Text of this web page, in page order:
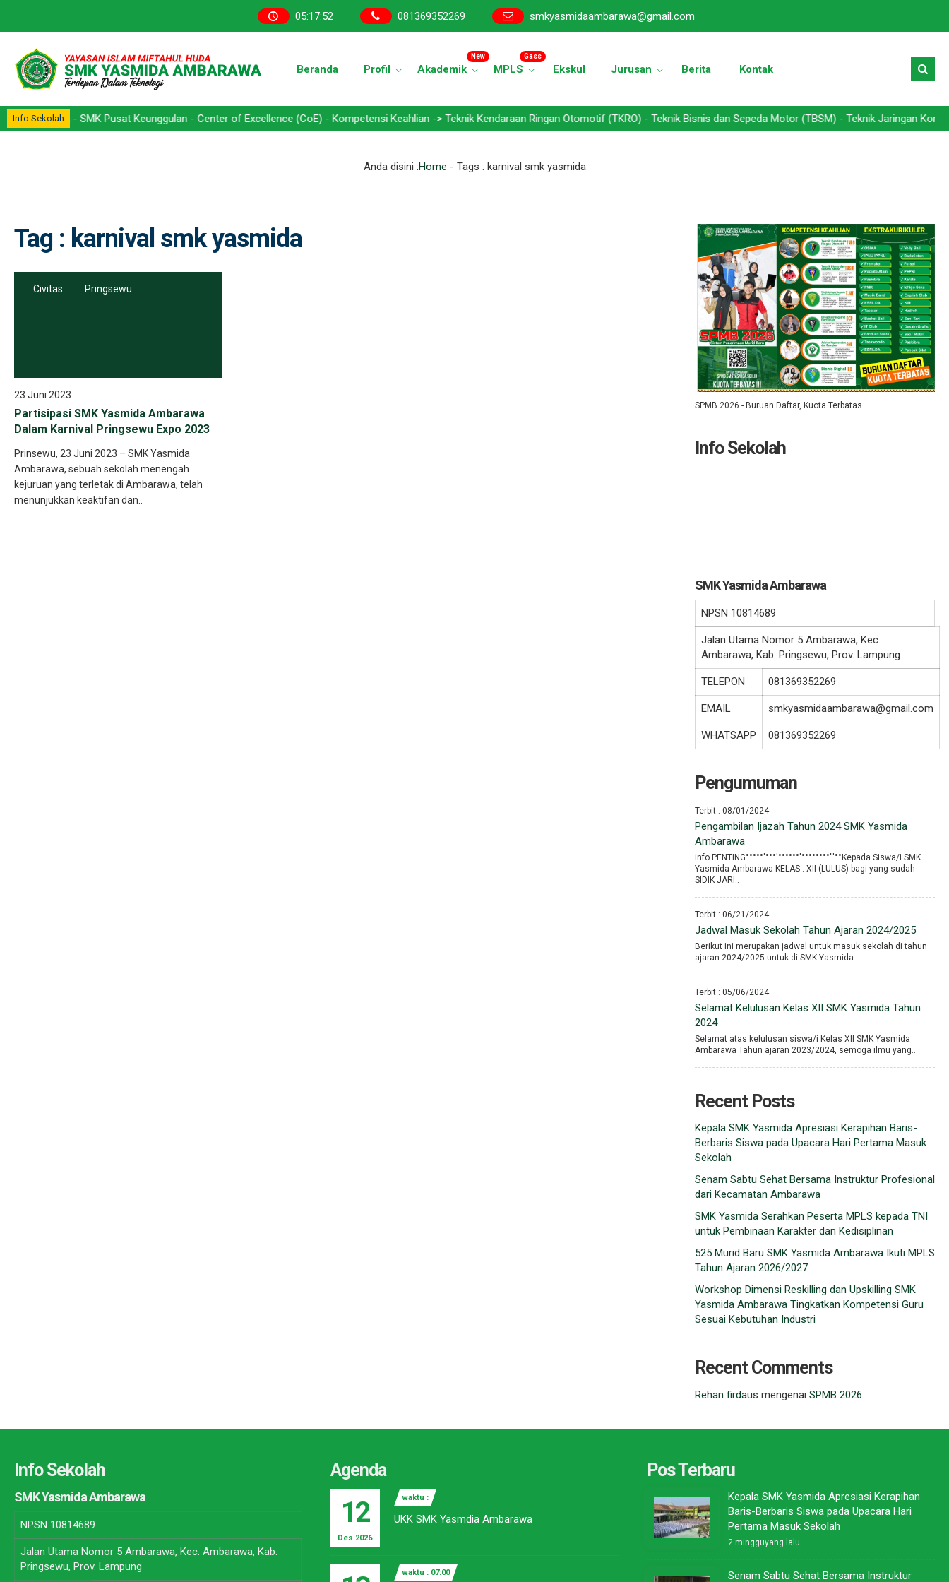
05:17:52 081369352269 smkyasmidaambarawa@gmail.com
Beranda Profil Akademik
New
MPLS
Gass
Ekskul Jurusan Berita Kontak
Info Sekolah- SMK Pusat Keunggulan - Center of Excellence (CoE) - Kompetensi Keahlian -> Teknik Kendaraan Ringan Otomotif (TKRO) - Teknik Bisnis dan Sepeda Motor (TBSM) - Teknik Jaringan
Anda disini :Home - Tags : karnival smk yasmida
Tag : karnival smk yasmida
Civitas Pringsewu
23 Juni 2023
Partisipasi SMK Yasmida Ambarawa
Dalam Karnival Pringsewu Expo 2023
Prinsewu, 23 Juni 2023 – SMK Yasmida
Ambarawa, sebuah sekolah menengah
kejuruan yang terletak di Ambarawa, telah
menunjukkan keaktifan dan..
SPMB 2026 - Buruan Daftar, Kuota Terbatas
Info Sekolah
SMK Yasmida Ambarawa
NPSN 10814689
Jalan Utama Nomor 5 Ambarawa, Kec.
Ambarawa, Kab. Pringsewu, Prov. Lampung
TELEPON 081369352269
EMAIL smkyasmidaambarawa@gmail.com
WHATSAPP 081369352269
Pengumuman
Terbit : 08/01/2024
Pengambilan Ijazah Tahun 2024 SMK Yasmida
Ambarawa
info PENTING°°°°°′°°°′°°°°°°′°°°°°°°°′′′°°Kepada Siswa/i SMK
Yasmida Ambarawa KELAS : XII (LULUS) bagi yang sudah
SIDIK JARI..
Terbit : 06/21/2024
Jadwal Masuk Sekolah Tahun Ajaran 2024/2025
Berikut ini merupakan jadwal untuk masuk sekolah di tahun
ajaran 2024/2025 untuk di SMK Yasmida..
Terbit : 05/06/2024
Selamat Kelulusan Kelas XII SMK Yasmida Tahun
2024
Selamat atas kelulusan siswa/i Kelas XII SMK Yasmida
Ambarawa Tahun ajaran 2023/2024, semoga ilmu yang..
Recent Posts
Kepala SMK Yasmida Apresiasi Kerapihan Baris-
Berbaris Siswa pada Upacara Hari Pertama Masuk
Sekolah
Senam Sabtu Sehat Bersama Instruktur Profesional
dari Kecamatan Ambarawa
SMK Yasmida Serahkan Peserta MPLS kepada TNI
untuk Pembinaan Karakter dan Kedisiplinan
525 Murid Baru SMK Yasmida Ambarawa Ikuti MPLS
Tahun Ajaran 2026/2027
Workshop Dimensi Reskilling dan Upskilling SMK
Yasmida Ambarawa Tingkatkan Kompetensi Guru
Sesuai Kebutuhan Industri
Recent Comments
Rehan firdaus mengenai SPMB 2026
Info Sekolah
SMK Yasmida Ambarawa
NPSN 10814689
Jalan Utama Nomor 5 Ambarawa, Kec. Ambarawa, Kab.
Pringsewu, Prov. Lampung
Agenda
12
Des 2026
waktu :
UKK SMK Yasmdia Ambarawa
waktu : 07:00
Pos Terbaru
Kepala SMK Yasmida Apresiasi Kerapihan
Baris-Berbaris Siswa pada Upacara Hari
Pertama Masuk Sekolah
2 mingguyang lalu
Senam Sabtu Sehat Bersama Instruktur